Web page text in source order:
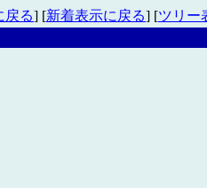
戻る] [新着表示に戻る] [ツリー